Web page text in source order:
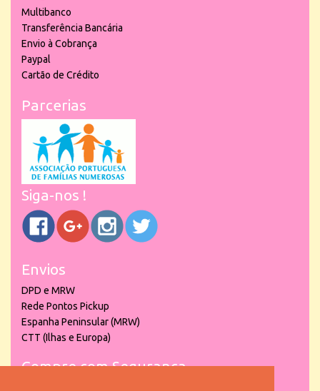
Multibanco
Transferência Bancária
Envio à Cobrança
Paypal
Cartão de Crédito
Parcerias
Siga-nos !
Envios
DPD e MRW
Rede Pontos Pickup
Espanha Peninsular (MRW)
CTT (Ilhas e Europa)
Compre com Segurança